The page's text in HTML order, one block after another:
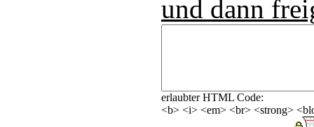
und dann
erlaubter HTML Code:
<b> <i> <em> <br> <strong>